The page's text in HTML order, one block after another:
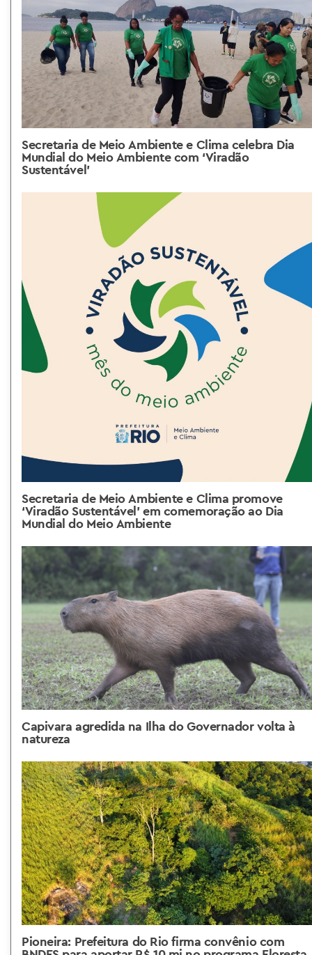
Secretaria de Meio Ambiente e Clima celebra Dia
Mundial do Meio Ambiente com ‘Viradão
Sustentável’
Secretaria de Meio Ambiente e Clima promove
‘Viradão Sustentável’ em comemoração ao Dia
Mundial do Meio Ambiente
Capivara agredida na Ilha do Governador volta à
natureza
Pioneira: Prefeitura do Rio firma convênio com